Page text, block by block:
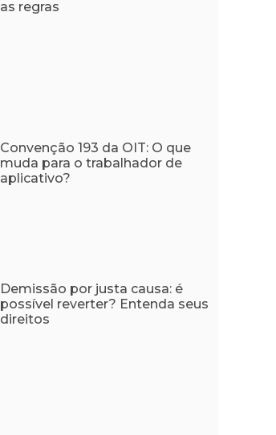
as regras
Convenção 193 da OIT: O que
muda para o trabalhador de
aplicativo?
Demissão por justa causa: é
possível reverter? Entenda seus
direitos